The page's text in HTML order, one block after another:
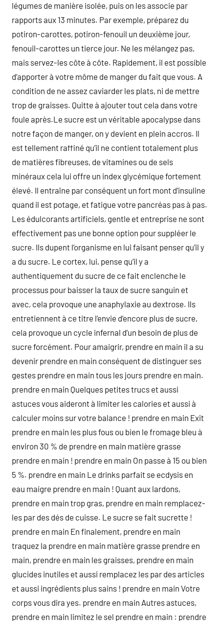
légumes de manière isolée, puis on les associe par
rapports aux 13 minutes. Par exemple, préparez du
potiron-carottes, potiron-fenouil un deuxième jour,
fenouil-carottes un tierce jour. Ne les mélangez pas,
mais servez-les côte à côte. Rapidement, il est possible
d’apporter à votre môme de manger du fait que vous. A
condition de ne assez caviarder les plats, ni de mettre
trop de graisses. Quitte à ajouter tout cela dans votre
foule après.Le sucre est un véritable apocalypse dans
notre façon de manger, on y devient en plein accros. Il
est tellement raffiné qu’il ne contient totalement plus
de matières fibreuses, de vitamines ou de sels
minéraux cela lui offre un index glycémique fortement
élevé. Il entraîne par conséquent un fort mont d’insuline
quand il est potage, et fatigue votre pancréas pas à pas.
Les édulcorants artificiels, gentle et entreprise ne sont
effectivement pas une bonne option pour suppléer le
sucre. Ils dupent l’organisme en lui faisant penser qu’il y
a du sucre. Le cortex, lui, pense qu’il y a
authentiquement du sucre de ce fait enclenche le
processus pour baisser la taux de sucre sanguin et
avec, cela provoque une anaphylaxie au dextrose. Ils
entretiennent à ce titre l’envie d’encore plus de sucre,
cela provoque un cycle infernal d’un besoin de plus de
sucre forcément. Pour amaigrir, prendre en main il a su
devenir prendre en main conséquent de distinguer ses
gestes prendre en main tous les jours prendre en main.
prendre en main Quelques petites trucs et aussi
astuces vous aideront à limiter les calories et aussi à
calculer moins sur votre balance ! prendre en main Exit
prendre en main les plus fous ou bien le fromage bleu à
environ 30 % de prendre en main matière grasse
prendre en main ! prendre en main On passe à 15 ou bien
5 %. prendre en main Le drinks parfait se ecdysis en
eau maigre prendre en main ! Quant aux lardons,
prendre en main trop gras, prendre en main remplacez-
les par des dés de cuisse. Le sucre se fait sucrette !
prendre en main En finalement, prendre en main
traquez la prendre en main matière grasse prendre en
main, prendre en main les graisses, prendre en main
glucides inutiles et aussi remplacez les par des articles
et aussi ingrédients plus sains ! prendre en main Votre
corps vous dira yes. prendre en main Autres astuces,
prendre en main limitez le sel prendre en main : prendre